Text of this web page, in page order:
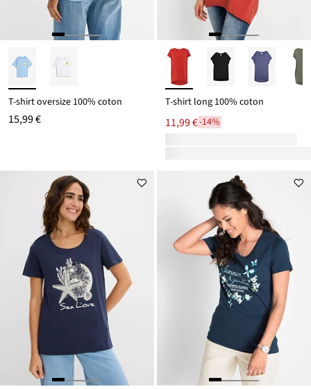
T-shirt oversize 100% coton
15,99 €
T-shirt long 100% coton
11,99 €-14%